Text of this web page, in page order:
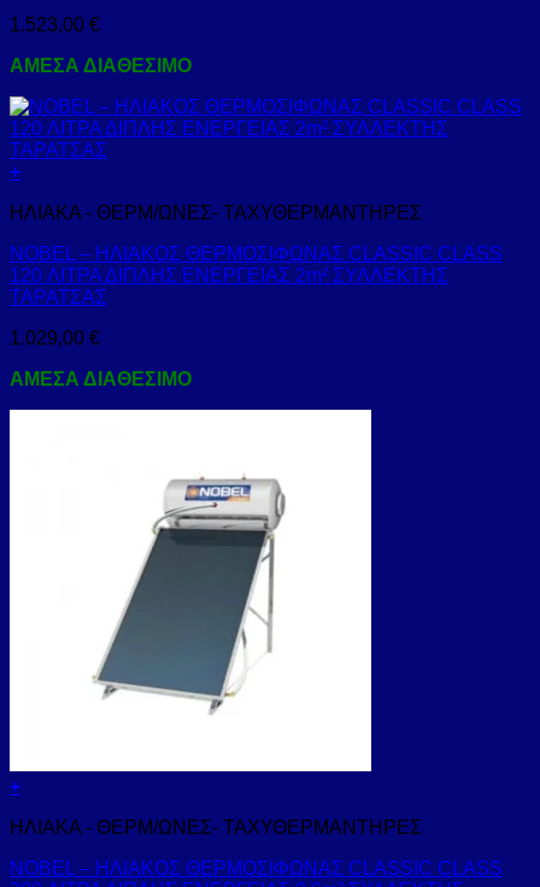
1.523,00 €
ΑΜΕΣΑ ΔΙΑΘΕΣΙΜΟ
+
ΗΛΙΑΚΑ - ΘΕΡΜ/ΩΝΕΣ- ΤΑΧΥΘΕΡΜΑΝΤΗΡΕΣ
NOBEL – ΗΛΙΑΚΟΣ ΘΕΡΜΟΣΙΦΩΝΑΣ CLASSIC CLASS
120 ΛΙΤΡΑ ΔΙΠΛΗΣ ΕΝΕΡΓΕΙΑΣ 2m² ΣΥΛΛΕΚΤΗΣ
ΤΑΡΑΤΣΑΣ
1.029,00 €
ΑΜΕΣΑ ΔΙΑΘΕΣΙΜΟ
+
ΗΛΙΑΚΑ - ΘΕΡΜ/ΩΝΕΣ- ΤΑΧΥΘΕΡΜΑΝΤΗΡΕΣ
NOBEL – ΗΛΙΑΚΟΣ ΘΕΡΜΟΣΙΦΩΝΑΣ CLASSIC CLASS